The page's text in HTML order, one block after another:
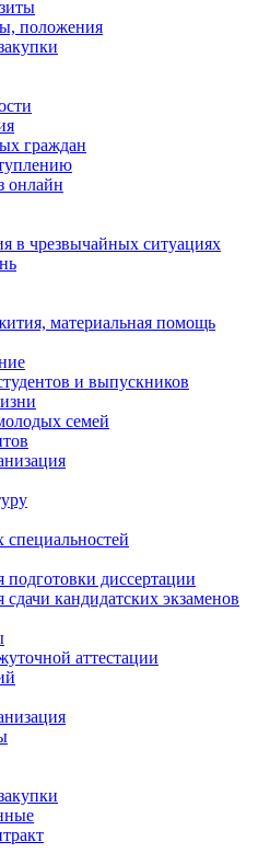
положения
граждан
онлайн
в чрезвычайных ситуациях
материальная помощь
и выпускников
семей
диссертации
кандидатских экзаменов
аттестации